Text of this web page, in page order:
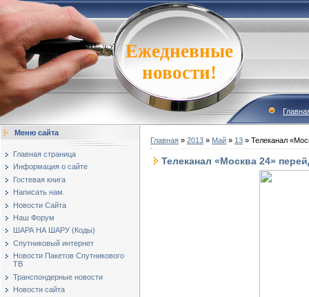
Ежедневные
новости!
Меню сайта
Главная страница
Информация о сайте
Гостевая книга
Написать нам.
Новости Сайта
Наш Форум
ШАРА НА ШАРУ (Коды)
Спутниковый интернет
Новости Пакетов Спутникового
ТВ
Транспондерные новости
Новости сайта
Главная » 2013 » Май » 13 » Телеканал
Телеканал «Москва 24»